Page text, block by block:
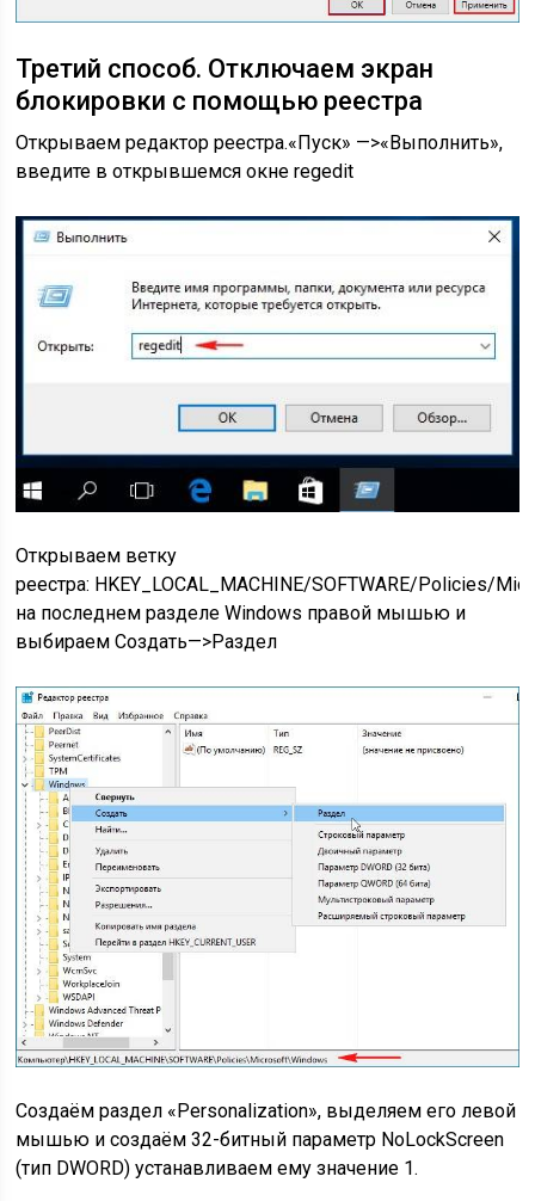
Третий способ. Отключаем экран
блокировки с помощью реестра
Открываем редактор реестра.«Пуск» —>«Выполнить»,
введите в открывшемся окне regedit
Открываем ветку
реестра: HKEY_LOCAL_MACHINE/SOFTWARE/Policies/
на последнем разделе Windows правой мышью и
выбираем Создать—>Раздел
Создаём раздел «Personalization», выделяем его левой
мышью и создаём 32-битный параметр NoLockScreen
(тип DWORD) устанавливаем ему значение 1.